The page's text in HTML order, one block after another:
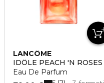
LANCÔME
IDÔLE PEACH 'N ROSES
Eau De Parfum